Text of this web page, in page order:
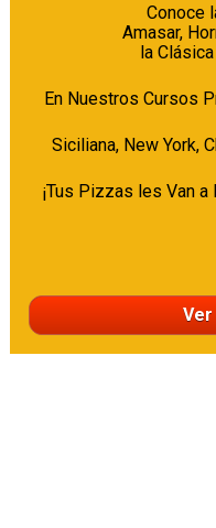
Conoce
Amasar,
la
En Nuestros Cursos
Siciliana, New York,
¡Tus Pizzas les Van
Ver